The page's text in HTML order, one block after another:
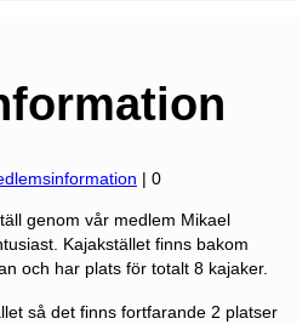
| 0
genom vår medlem Mikael
Kajakstället finns bakom
och har plats för totalt 8 kajaker.
så det finns fortfarande 2 platser